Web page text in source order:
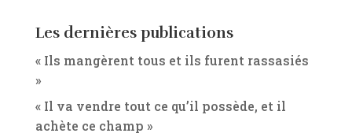
Les dernières publications
« Ils mangèrent tous et ils furent rassasiés
»
« Il va vendre tout ce qu’il possède, et il
achète ce champ »